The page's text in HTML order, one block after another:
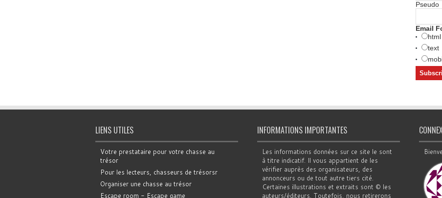
Pseudo
Email
html
text
LIENS UTILES
Votre prestataire pour votre chasse au
trésor
Pour les lecteurs, chasseurs de trésorsr
Organiser une chasse au trésor
Escape room - Escape game
INFORMATIONS IMPORTANTES
Les informations données sur ce site le sont
à titre indicatif. Il vous appartient de les
vérifier auprès des organisateurs, des
annonceurs ou de tout autre tiers cité.
Certaines illustrations et extraits sont © les
auteurs/éditeurs. Toutefois, nous retirerons